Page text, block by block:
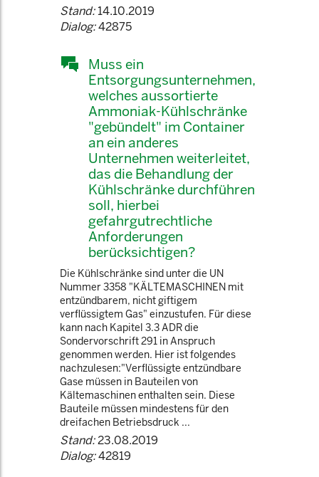
Stand:14.10.2019
Dialog:42875
Muss ein
Entsorgungsunternehmen,
welches aussortierte
Ammoniak-Kühlschränke
"gebündelt" im Container
an ein anderes
Unternehmen weiterleitet,
das die Behandlung der
Kühlschränke durchführen
soll, hierbei
gefahrgutrechtliche
Anforderungen
berücksichtigen?
Die Kühlschränke sind unter die UN
Nummer 3358 "KÄLTEMASCHINEN mit
entzündbarem, nicht giftigem
verflüssigtem Gas" einzustufen. Für diese
kann nach Kapitel 3.3 ADR die
Sondervorschrift 291 in Anspruch
genommen werden. Hier ist folgendes
nachzulesen:"Verflüssigte entzündbare
Gase müssen in Bauteilen von
Kältemaschinen enthalten sein. Diese
Bauteile müssen mindestens für den
dreifachen Betriebsdruck ...
Stand:23.08.2019
Dialog:42819